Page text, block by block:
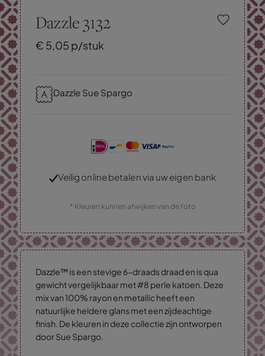
Dazzle 3132
€ 5,05 p/stuk
Dazzle Sue Spargo
Veilig online betalen via uw eigen bank
* Kleuren kunnen afwijken van de foto
Dazzle™ is een stevige 6-draads draad en is qua
gewicht vergelijkbaar met #8 perle katoen. Deze
mix van 100% rayon en metallic heeft een
natuurlijke heldere glans met een zijdeachtige
finish. De kleuren in deze collectie zijn ontworpen
door Sue Spargo.